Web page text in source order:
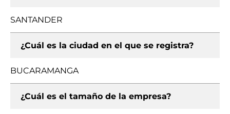
SANTANDER
¿Cuál es la ciudad en el que se registra?
BUCARAMANGA
¿Cuál es el tamaño de la empresa?